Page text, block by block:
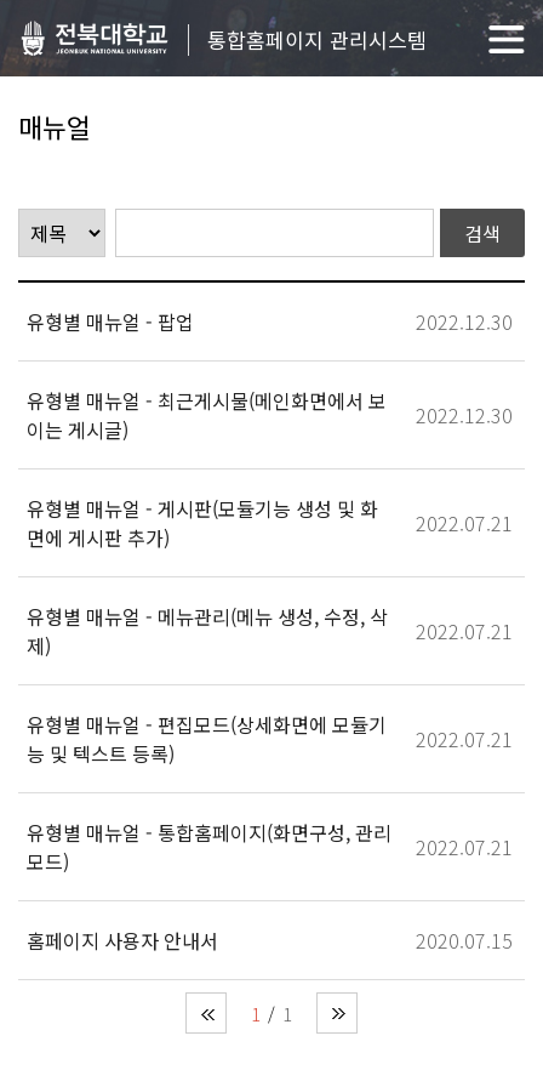
통합홈페이지 관리시스템
매뉴얼
유형별 매뉴얼 - 팝업 2022.12.30
유형별 매뉴얼 - 최근게시물(메인화면에서 보
이는 게시글)
2022.12.30
유형별 매뉴얼 - 게시판(모듈기능 생성 및 화
면에 게시판 추가)
2022.07.21
유형별 매뉴얼 - 메뉴관리(메뉴 생성, 수정, 삭
제)
2022.07.21
유형별 매뉴얼 - 편집모드(상세화면에 모듈기
능 및 텍스트 등록)
2022.07.21
유형별 매뉴얼 - 통합홈페이지(화면구성, 관리
모드)
2022.07.21
홈페이지 사용자 안내서 2020.07.15
1 1